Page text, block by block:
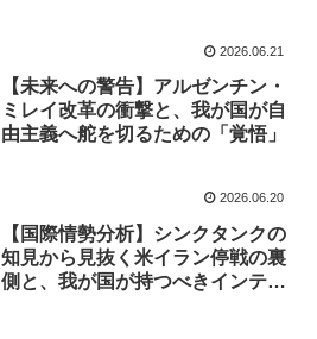
2026.06.21
【未来への警告】アルゼンチン・
ミレイ改革の衝撃と、我が国が自
由主義へ舵を切るための「覚悟」
2026.06.20
【国際情勢分析】シンクタンクの
知見から見抜く米イラン停戦の裏
側と、我が国が持つべきインテリ